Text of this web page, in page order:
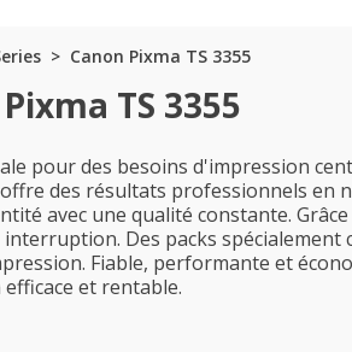
Canon Pixma TS 3355
TS 3355
pour des besoins d'impression
offre des résultats professionnels
avec une qualité constante.
Des packs
Fiable, performante et
et rentable.